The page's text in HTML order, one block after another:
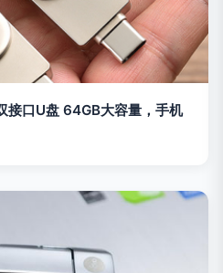
口U盘 64GB大容量，手机